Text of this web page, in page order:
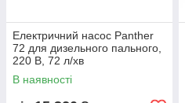
Електричний насос Panther
72 для дизельного пального,
220 В, 72 л/хв
В наявності